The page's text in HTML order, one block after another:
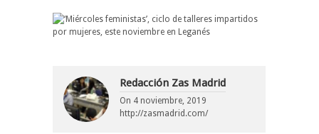
Redacción Zas Madrid
On 4 noviembre, 2019
http://zasmadrid.com/